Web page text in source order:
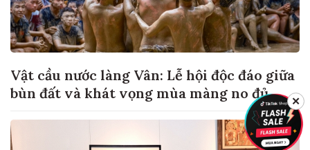
Vật cầu nước làng Vân: Lễ hội độc đáo giữa
bùn đất và khát vọng mùa màng no đủ
✕